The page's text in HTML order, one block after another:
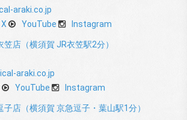
araki.co.jp
X YouTube Instagram
店（横須賀 JR衣笠駅2分）
araki.co.jp
YouTube Instagram
子店（横須賀 京急逗子・葉山駅1分）